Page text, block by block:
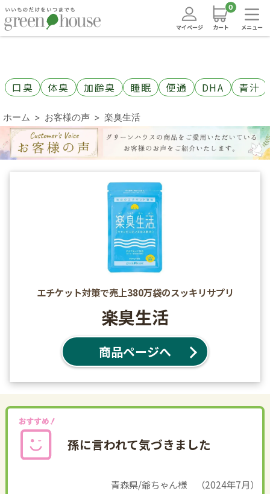
マイページ カート
0
メニュー
口臭 体臭 加齢臭 睡眠 便通 DHA 青汁
ホーム お客様の声 楽臭生活
エチケット対策で売上380万袋のスッキリサプリ
楽臭生活
商品ページへ
孫に言われて気づきました
青森県/爺ちゃん様 （2024年7月）